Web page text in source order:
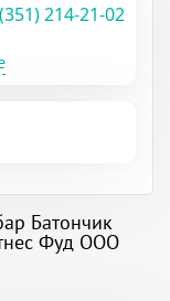
214-21-02
Батончик
Фуд ООО